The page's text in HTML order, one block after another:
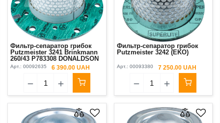
Фильтр-сепаратор грибок
Putzmeister 3241 Brinkmann
260/43 P783308 DONALDSON
Арт.: 00092635 6 390.00 UAH
Фильтр-сепаратор грибок
Putzmeister 3242 (EKO)
Арт.: 00093380 7 250.00 UAH